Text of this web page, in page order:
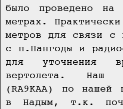
было проведено
метрах.
метров для связи с
с п.Пангоды и
для уточнения
вертолета. Наш
(RA9KAA) по нашей
в Надым, т.к.